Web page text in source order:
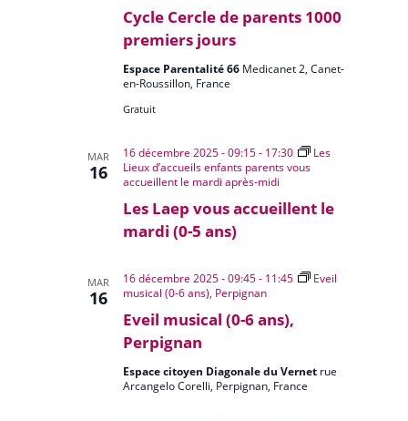
Cycle Cercle de parents 1000
premiers jours
Espace Parentalité 66 Medicanet 2, Canet-
en-Roussillon, France
Gratuit
MAR
16
Les Laep vous accueillent le
mardi (0-5 ans)
16 décembre 2025 - 09:15- 17:30
Les
Lieux d’accueils enfants parents vous
accueillent le mardi après-midi
MAR
16
Eveil musical (0-6 ans),
Perpignan
16 décembre 2025 - 09:45- 11:45
Eveil
musical (0-6 ans), Perpignan
Espace citoyen Diagonale du Vernet rue
Arcangelo Corelli, Perpignan, France